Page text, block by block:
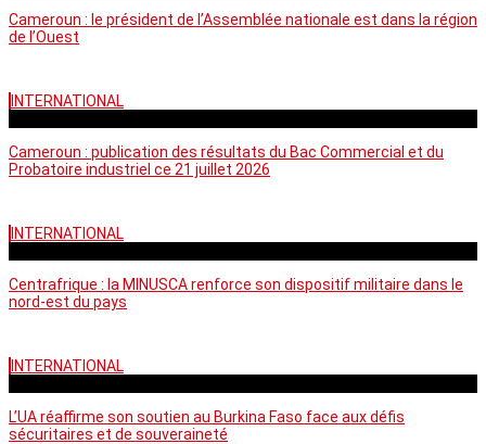
Cameroun : le président de l’Assemblée nationale est dans la région
de l’Ouest
INTERNATIONAL
Cameroun : publication des résultats du Bac Commercial et du
Probatoire industriel ce 21 juillet 2026
INTERNATIONAL
Centrafrique : la MINUSCA renforce son dispositif militaire dans le
nord-est du pays
INTERNATIONAL
L’UA réaffirme son soutien au Burkina Faso face aux défis
sécuritaires et de souveraineté